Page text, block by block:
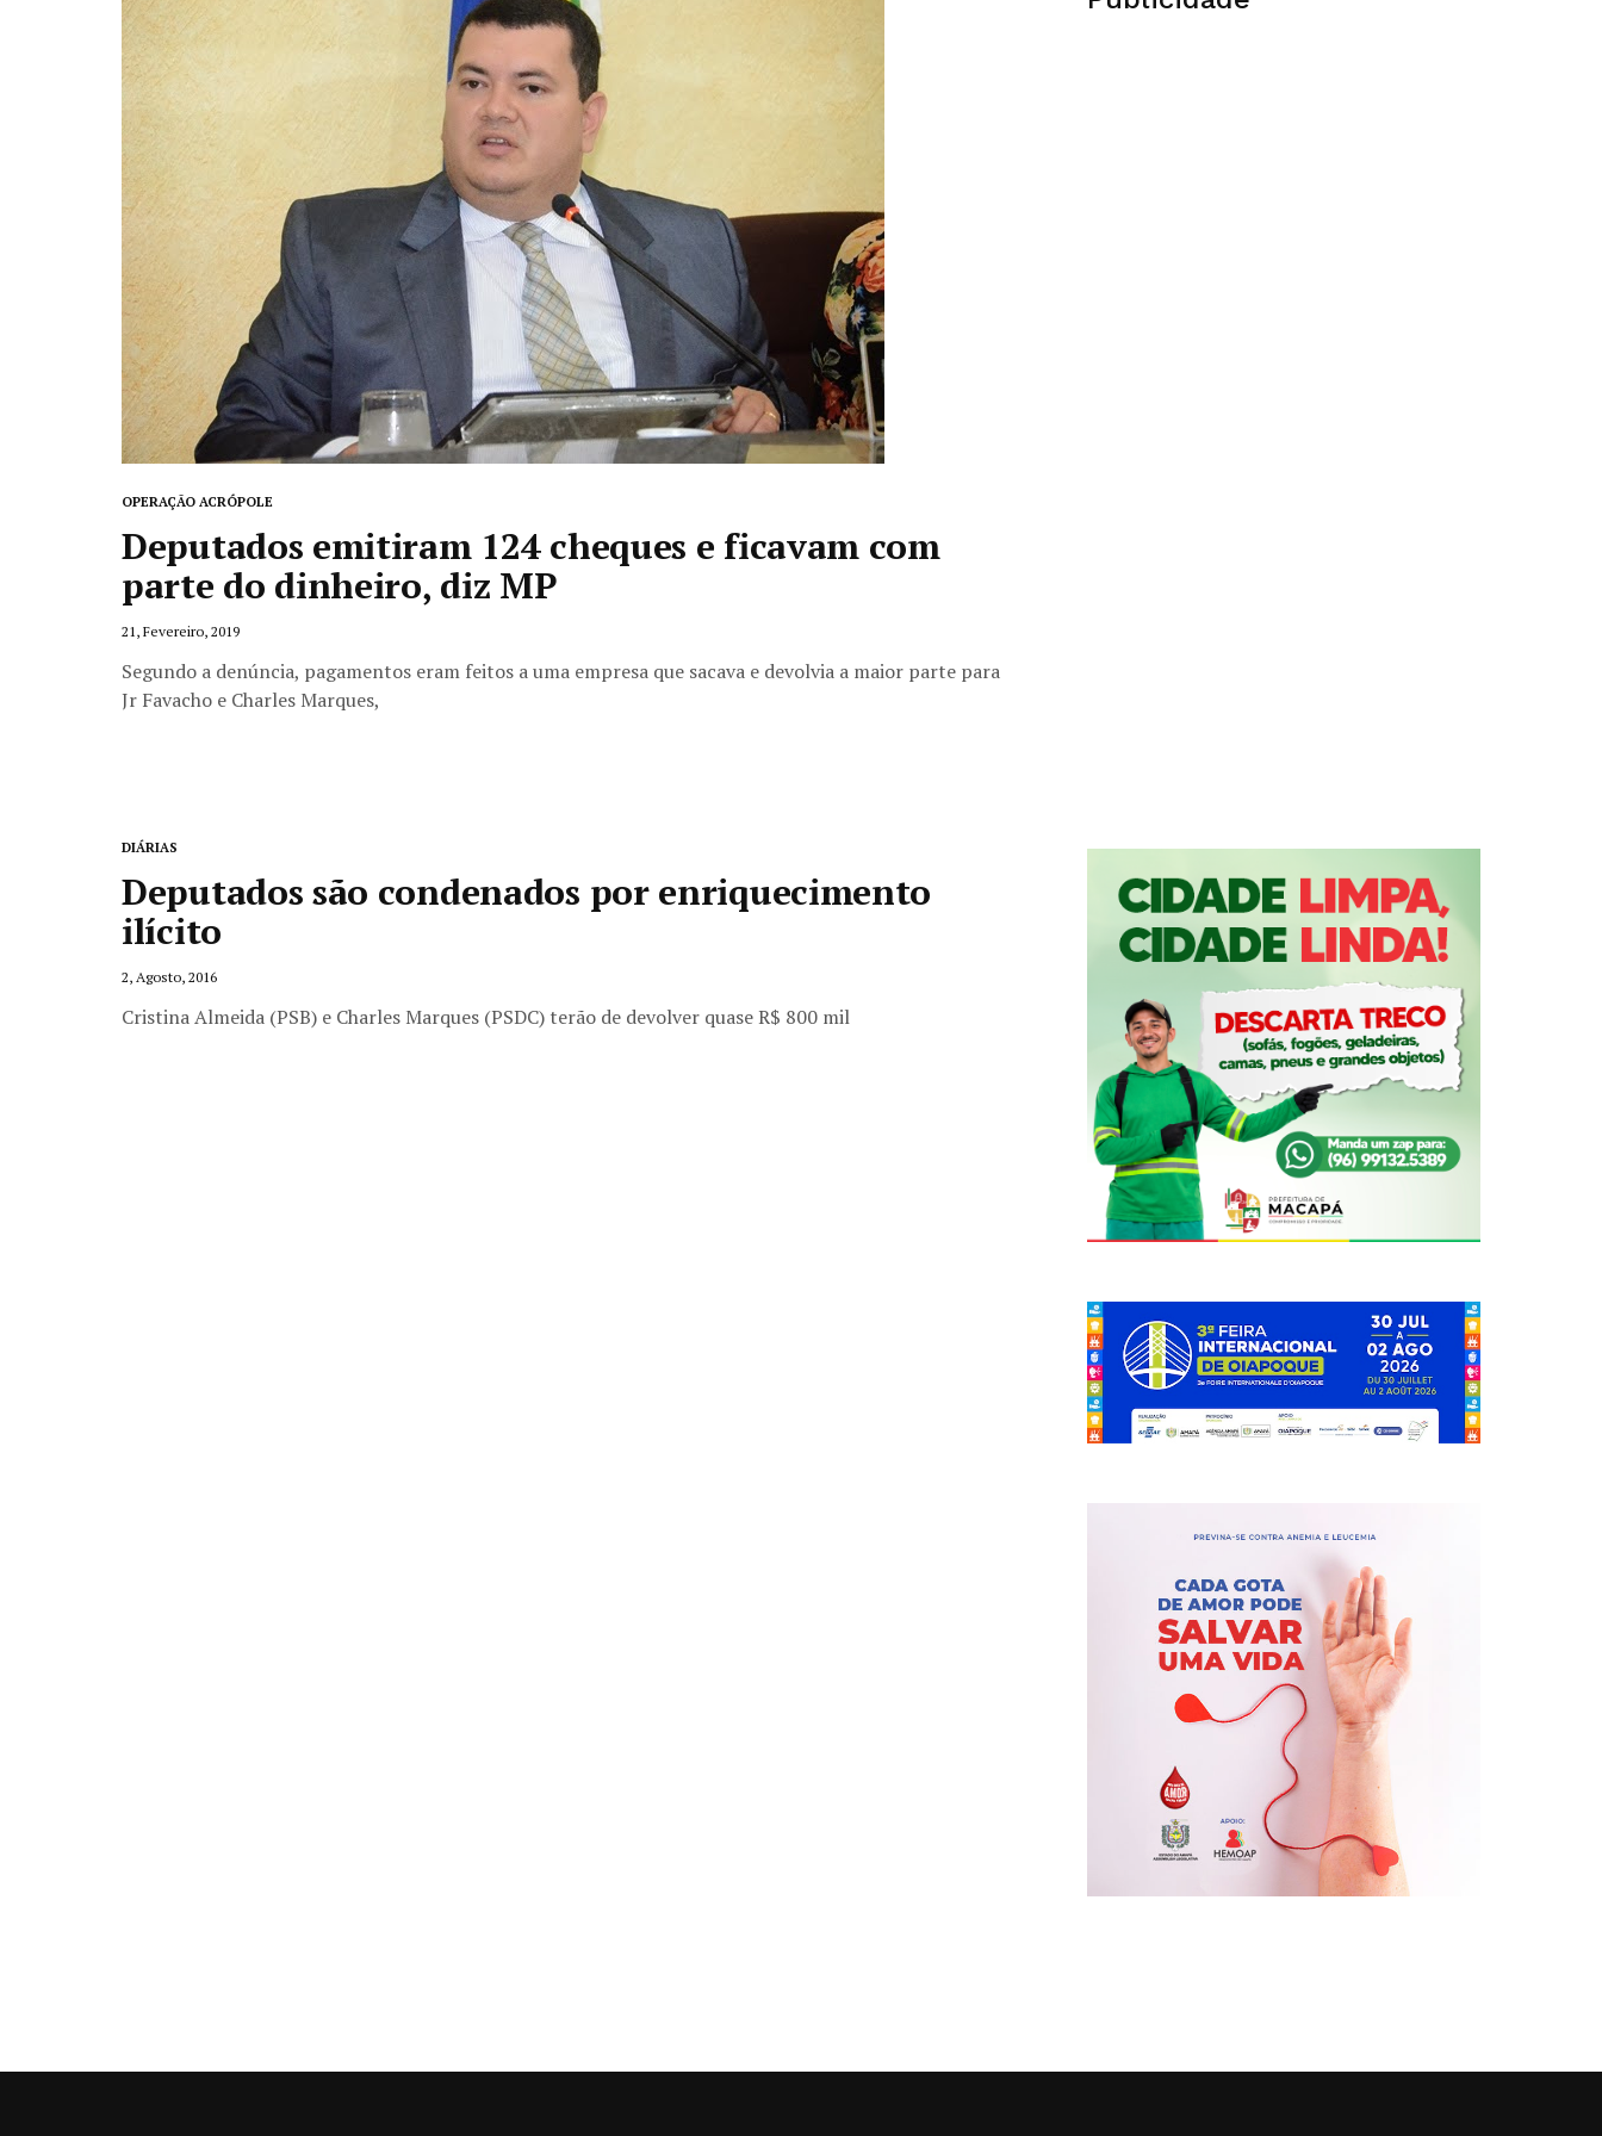
OPERAÇÃO ACRÓPOLE
Deputados emitiram 124 cheques e ficavam com
parte do dinheiro, diz MP
21, Fevereiro, 2019
Segundo a denúncia, pagamentos eram feitos a uma empresa que sacava e devolvia a maior parte para
Jr Favacho e Charles Marques,
DIÁRIAS
Deputados são condenados por enriquecimento
ilícito
2, Agosto, 2016
Cristina Almeida (PSB) e Charles Marques (PSDC) terão de devolver quase R$ 800 mil